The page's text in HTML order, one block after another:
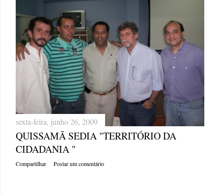
sexta-feira, junho 26, 2009
QUISSAMÃ SEDIA "TERRITÓRIO DA
CIDADANIA "
Compartilhar Postar um comentário